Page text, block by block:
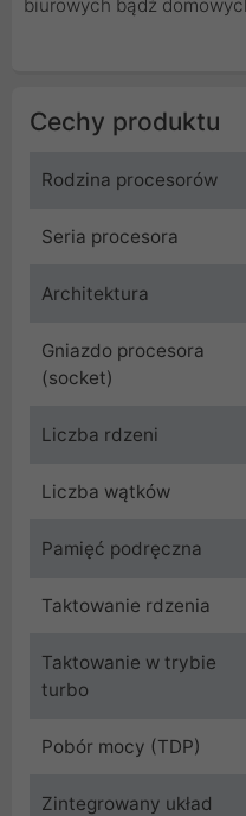
biurowych bądź
Cechy produktu
Rodzina procesorów
Seria procesora
Architektura
Gniazdo procesora
(socket)
Liczba rdzeni
Liczba wątków
Pamięć podręczna
Taktowanie rdzenia
Taktowanie w trybie
turbo
Pobór mocy (TDP)
Zintegrowany układ